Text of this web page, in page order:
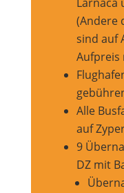
(Andere
sind auf
Aufpreis
Alle
auf
9
DZ mit